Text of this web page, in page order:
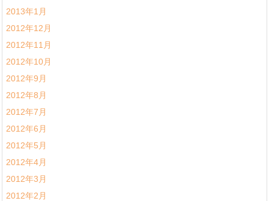
2013年1月
2012年12月
2012年11月
2012年10月
2012年9月
2012年8月
2012年7月
2012年6月
2012年5月
2012年4月
2012年3月
2012年2月